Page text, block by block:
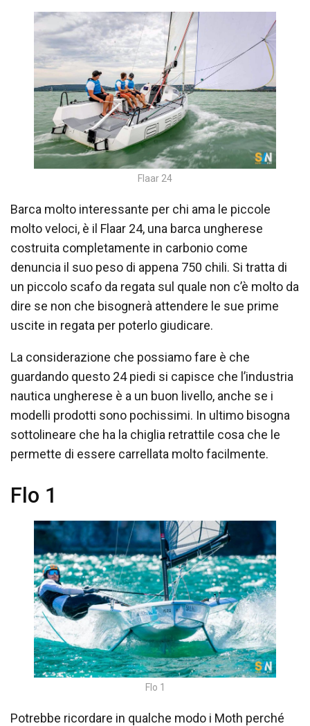
Flaar 24
Barca molto interessante per chi ama le piccole
molto veloci, è il Flaar 24, una barca ungherese
costruita completamente in carbonio come
denuncia il suo peso di appena 750 chili. Si tratta di
un piccolo scafo da regata sul quale non c’è molto da
dire se non che bisognerà attendere le sue prime
uscite in regata per poterlo giudicare.
La considerazione che possiamo fare è che
guardando questo 24 piedi si capisce che l’industria
nautica ungherese è a un buon livello, anche se i
modelli prodotti sono pochissimi. In ultimo bisogna
sottolineare che ha la chiglia retrattile cosa che le
permette di essere carrellata molto facilmente.
Flo 1
Flo 1
Potrebbe ricordare in qualche modo i Moth perché